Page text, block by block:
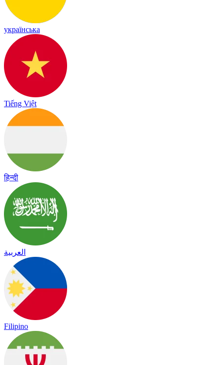
українська
Tiếng Việt
हिन्दी
العربية
Filipino